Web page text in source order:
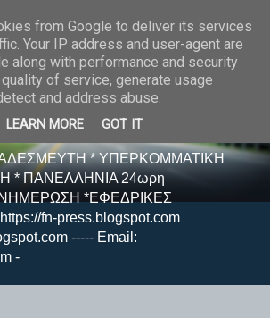
R E S S -
* ΥΠΕΡΚΟΜΜΑΤΙΚΗ
* ΠΑΝΕΛΛΗΝΙΑ 24ωρη
*ΕΦΕΔΡΙΚΕΣ
fn-press.blogspot.com
----- Email:
-
from Google to deliver its services
Your IP address and user-agent are
along with performance and security
of service, generate usage
and address abuse.
LEARN MORE GOT IT